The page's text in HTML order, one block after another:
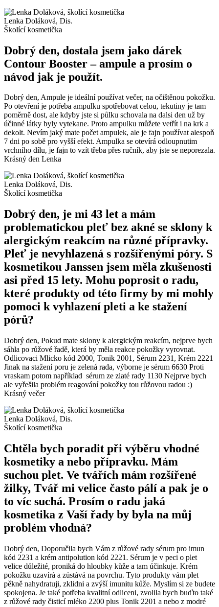
Lenka Doláková, Dis.
Školící kosmetička
Dobrý den, dostala jsem jako dárek
Contour Booster – ampule a prosím o
návod jak je použít.
Dobrý den, Ampule je ideální používat večer, na očištěnou pokožku.
Po otevření je potřeba ampulku spotřebovat celou, tekutiny je tam
poměrně dost, ale kdyby jste si půlku schovala na dalsi den už by
účinné látky byly vytekane. Proto ampulku můžete vetřít i na krk a
dekolt. Nevím jaký mate počet ampulek, ale je fajn používat alespoň
7 dni po sobě pro vyšší efekt. Ampulka se otevírá odloupnutim
vrchního dílu, je fajn to vzít třeba přes ručník, aby jste se neporezala.
Krásný den Lenka
Lenka Doláková, Dis.
Školící kosmetička
Dobrý den, je mi 43 let a mám
problematickou pleť bez akné se sklony k
alergickým reakcím na různé přípravky.
Pleť je nevyhlazená s rozšířenými póry. S
kosmetikou Janssen jsem měla zkušenosti
asi před 15 lety. Mohu poprosit o radu,
které produkty od této firmy by mi mohly
pomoci k vyhlazení pleti a ke stažení
pórů?
Dobrý den, Pokud mate sklony k alergickým reakcím, nejprve bych
sáhla po růžové řadě, která by měla reakce pokožky vyrovnat.
Odlicovaci Mlicko kód 2000, Tonik 2001, Sérum 2231, Krém 2221
Jinak na stažení poru je zelená rada, výborne je sérum 6630 Proti
vraskam potom například sérum ze zlaté rady 1130 Nejprve bych
ale vyřešila problém reagování pokožky tou růžovou radou :)
Krásný večer
Lenka Doláková, Dis.
Školící kosmetička
Chtěla bych poradit při výběru vhodné
kosmetiky a nebo přípravku. Mám
suchou plet. Ve tvářích mám rozšířené
žilky, Tvář mi velice často pálí a pak je o
to víc suchá. Prosím o radu jaká
kosmetika z Vaší řady by byla na můj
problém vhodná?
Dobrý den, Doporučila bych Vám z růžové rady sérum pro imun
kód 2231 a krém antipolution kód 2221. Sérum je v peci o plet
velice důležité, proniká do hloubky kůže a tam účinkuje. Krém
pokožku uzavírá a zůstává na povrchu. Tyto produkty vám plet
pěkně nahydratuji, zklidni a zvýší imunitu kůže. Myslím si ze budete
spokojena. Je také potřeba kvalitní odliceni, zvolila bych buďto také
z růžové rady čisticí mléko 2200 plus Tonik 2201 a nebo z modré